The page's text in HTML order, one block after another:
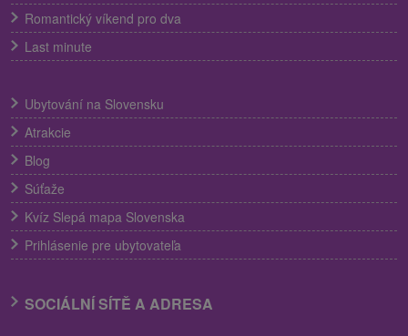
Romantický víkend pro dva
Last minute
Ubytování na Slovensku
Atrakcie
Blog
Súťaže
Kvíz Slepá mapa Slovenska
Prihlásenie pre ubytovateľa
SOCIÁLNÍ SÍTĚ A ADRESA